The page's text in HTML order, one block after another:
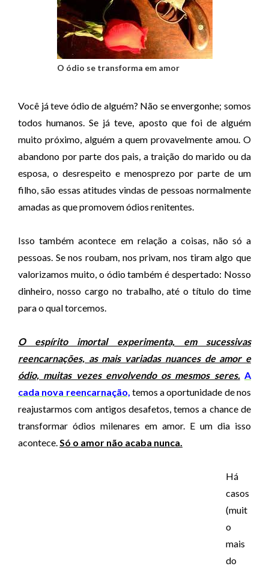
O ódio se transforma em amor
Você já teve ódio de alguém? Não se envergonhe; somos
todos humanos. Se já teve, aposto que foi de alguém
muito próximo, alguém a quem provavelmente amou. O
abandono por parte dos pais, a traição do marido ou da
esposa, o desrespeito e menosprezo por parte de um
filho, são essas atitudes vindas de pessoas normalmente
amadas as que promovem ódios renitentes.
Isso também acontece em relação a coisas, não só a
pessoas. Se nos roubam, nos privam, nos tiram algo que
valorizamos muito, o ódio também é despertado: Nosso
dinheiro, nosso cargo no trabalho, até o título do time
para o qual torcemos.
O espírito imortal experimenta, em sucessivas
reencarnações, as mais variadas nuances de amor e
ódio, muitas vezes envolvendo os mesmos seres. A
cada nova reencarnação, temos a oportunidade de nos
reajustarmos com antigos desafetos, temos a chance de
transformar ódios milenares em amor. E um dia isso
acontece.Só o amor não acaba nunca.
Há
casos
(muit
o
mais
do